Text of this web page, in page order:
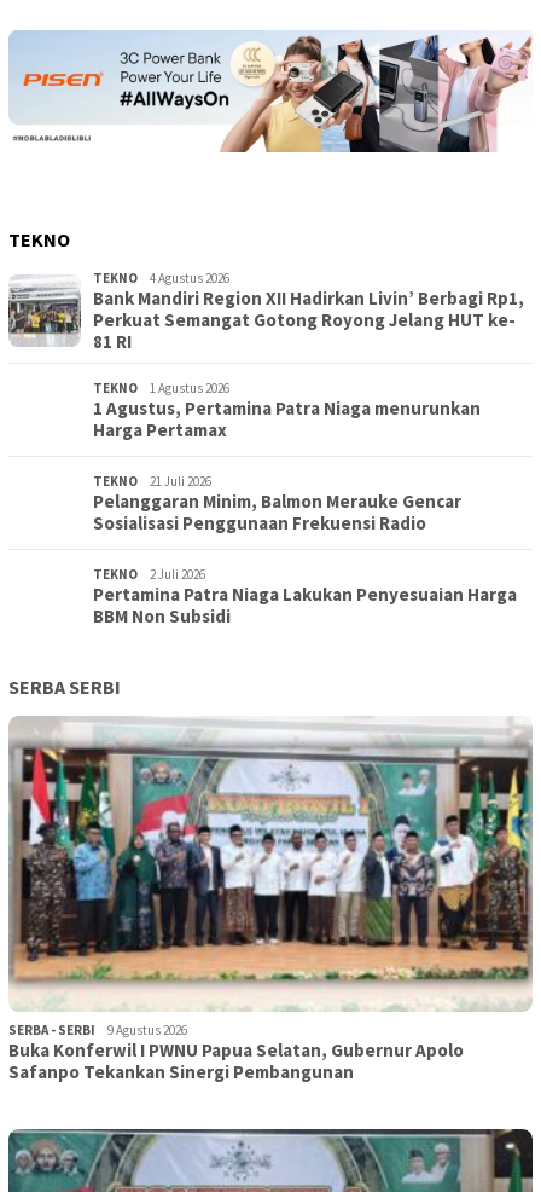
TEKNO
TEKNO 4 Agustus 2026
Bank Mandiri Region XII Hadirkan Livin’ Berbagi Rp1,
Perkuat Semangat Gotong Royong Jelang HUT ke-
81 RI
TEKNO 1 Agustus 2026
1 Agustus, Pertamina Patra Niaga menurunkan
Harga Pertamax
TEKNO 21 Juli 2026
Pelanggaran Minim, Balmon Merauke Gencar
Sosialisasi Penggunaan Frekuensi Radio
TEKNO 2 Juli 2026
Pertamina Patra Niaga Lakukan Penyesuaian Harga
BBM Non Subsidi
SERBA SERBI
SERBA - SERBI 9 Agustus 2026
Buka Konferwil I PWNU Papua Selatan, Gubernur Apolo
Safanpo Tekankan Sinergi Pembangunan